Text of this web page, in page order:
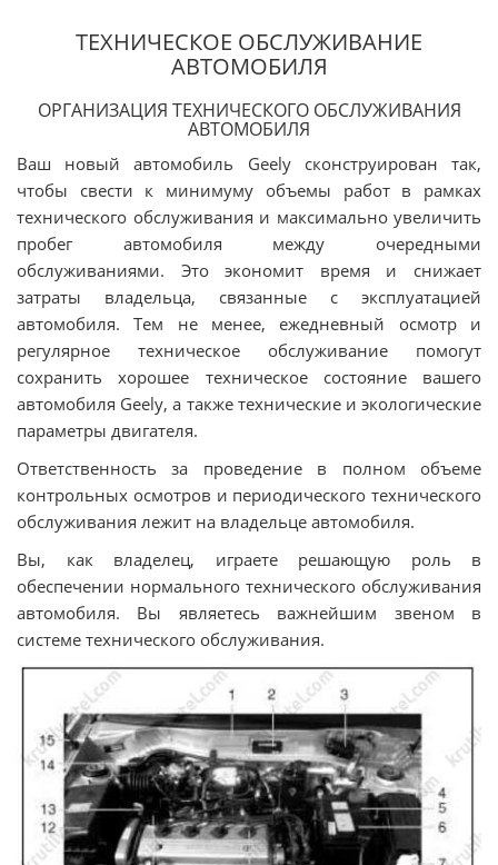
ТЕХНИЧЕСКОЕ ОБСЛУЖИВАНИЕ
АВТОМОБИЛЯ
ОРГАНИЗАЦИЯ ТЕХНИЧЕСКОГО ОБСЛУЖИВАНИЯ
АВТОМОБИЛЯ
Ваш новый автомобиль Geely сконструирован так,
чтобы свести к минимуму объемы работ в рамках
технического обслуживания и максимально увеличить
пробег автомобиля между очередными
обслуживаниями. Это экономит время и снижает
затраты владельца, связанные с эксплуатацией
автомобиля. Тем не менее, ежедневный осмотр и
регулярное техническое обслуживание помогут
сохранить хорошее техническое состояние вашего
автомобиля Geely, а также технические и экологические
параметры двигателя.
Ответственность за проведение в полном объеме
контрольных осмотров и периодического технического
обслуживания лежит на владельце автомобиля.
Вы, как владелец, играете решающую роль в
обеспечении нормального технического обслуживания
автомобиля. Вы являетесь важнейшим звеном в
системе технического обслуживания.